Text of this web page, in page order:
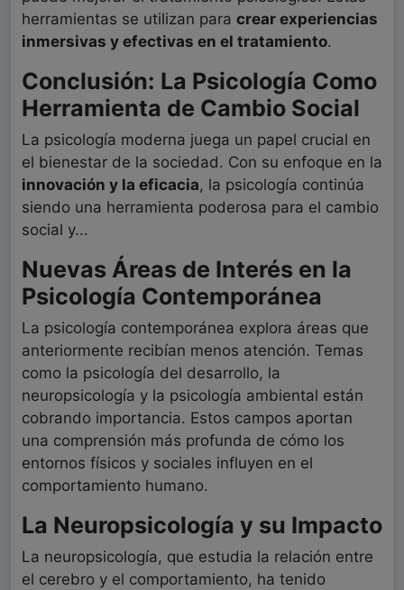
herramientas se utilizan para crear experiencias
inmersivas y efectivas en el tratamiento.
Conclusión: La Psicología Como
Herramienta de Cambio Social
La psicología moderna juega un papel crucial en
el bienestar de la sociedad. Con su enfoque en la
innovación y la eficacia, la psicología continúa
siendo una herramienta poderosa para el cambio
social y...
Nuevas Áreas de Interés en la
Psicología Contemporánea
La psicología contemporánea explora áreas que
anteriormente recibían menos atención. Temas
como la psicología del desarrollo, la
neuropsicología y la psicología ambiental están
cobrando importancia. Estos campos aportan
una comprensión más profunda de cómo los
entornos físicos y sociales influyen en el
comportamiento humano.
La Neuropsicología y su Impacto
La neuropsicología, que estudia la relación entre
el cerebro y el comportamiento, ha tenido